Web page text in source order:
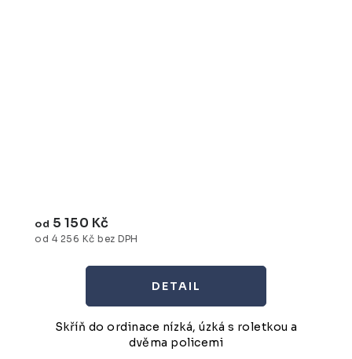
od 4 256 Kč bez DPH
od 5 150 Kč
Skříň do ordinace nízká, úzká s roletkou a
dvěma policemi